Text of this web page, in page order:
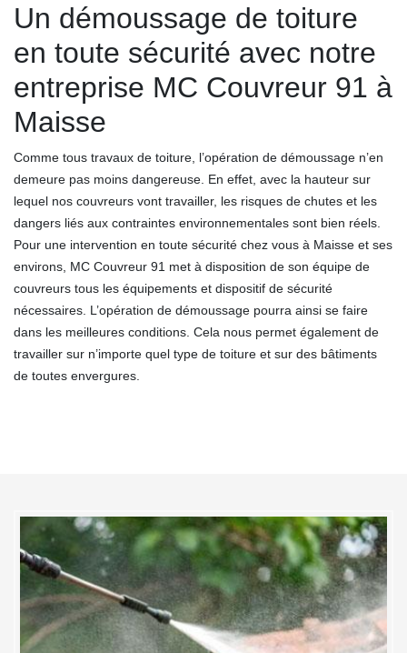
Un démoussage de toiture
en toute sécurité avec notre
entreprise MC Couvreur 91 à
Maisse
Comme tous travaux de toiture, l’opération de démoussage n’en
demeure pas moins dangereuse. En effet, avec la hauteur sur
lequel nos couvreurs vont travailler, les risques de chutes et les
dangers liés aux contraintes environnementales sont bien réels.
Pour une intervention en toute sécurité chez vous à Maisse et ses
environs, MC Couvreur 91 met à disposition de son équipe de
couvreurs tous les équipements et dispositif de sécurité
nécessaires. L’opération de démoussage pourra ainsi se faire
dans les meilleures conditions. Cela nous permet également de
travailler sur n’importe quel type de toiture et sur des bâtiments
de toutes envergures.